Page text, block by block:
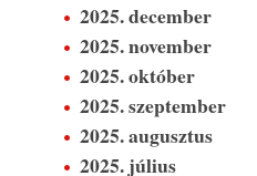
2025. december
2025. november
2025. október
2025. szeptember
2025. augusztus
2025. július